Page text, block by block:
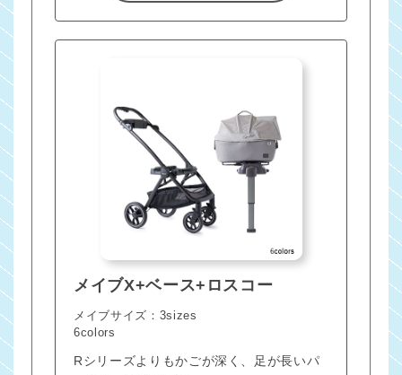
メイブX+ベース+ロスコー
メイブサイズ：3sizes
6colors
Rシリーズよりもかごが深く、足が長いパ